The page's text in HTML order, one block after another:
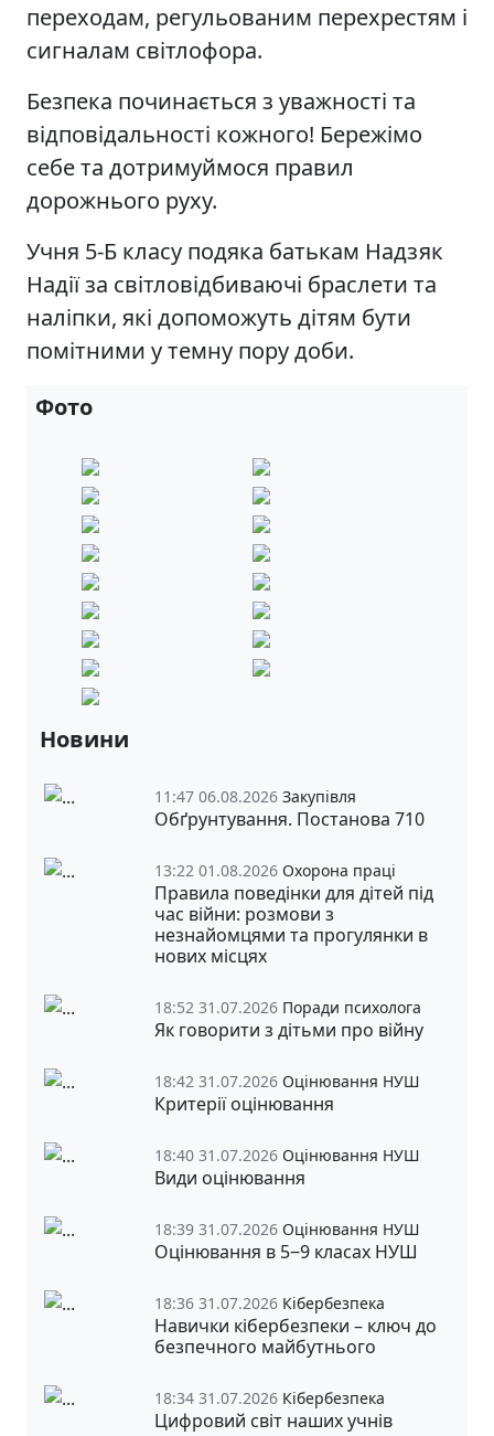
переходам, регульованим перехрестям і
сигналам світлофора.
Безпека починається з уважності та
відповідальності кожного! Бережімо
себе та дотримуймося правил
дорожнього руху.
Учня 5-Б класу подяка батькам Надзяк
Надії за світловідбиваючі браслети та
наліпки, які допоможуть дітям бути
помітними у темну пору доби.
Фото
Новини
11:47 06.08.2026 Закупівля
Обґрунтування. Постанова 710
13:22 01.08.2026 Охорона праці
Правила поведінки для дітей під
час війни: розмови з
незнайомцями та прогулянки в
нових місцях
18:52 31.07.2026 Поради психолога
Як говорити з дітьми про війну
18:42 31.07.2026 Оцінювання НУШ
Критерії оцінювання
18:40 31.07.2026 Оцінювання НУШ
Види оцінювання
18:39 31.07.2026 Оцінювання НУШ
Оцінювання в 5‒9 класах НУШ
18:36 31.07.2026 Кібербезпека
Навички кібербезпеки – ключ до
безпечного майбутнього
18:34 31.07.2026 Кібербезпека
Цифровий світ наших учнів